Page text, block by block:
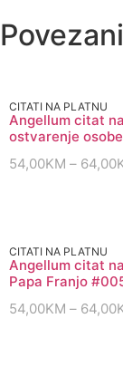
CITATI NA PLATNU
Angellum citat
ostvarenje
54,00KM – 64,00
CITATI NA PLATNU
Angellum citat
Papa Franjo
54,00KM – 64,00